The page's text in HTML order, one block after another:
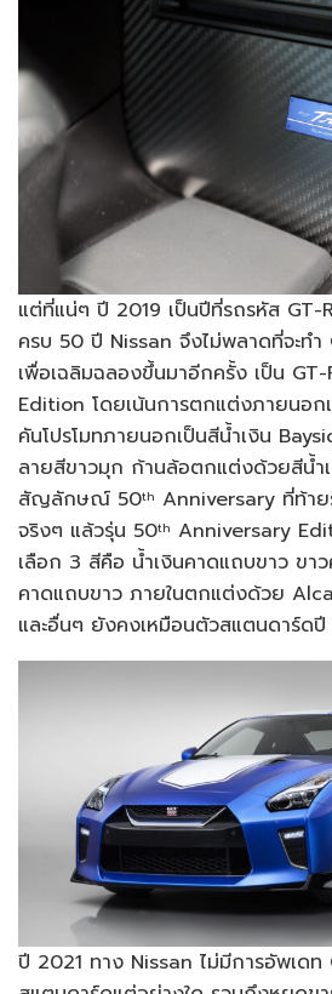
แต่ที่แน่ๆ ปี 2019 เป็นปีที่รถรหัส GT-
ครบ 50 ปี Nissan จึงไม่พลาดที่จะทำ
เพื่อเฉลิมฉลองขึ้นมาอีกครั้ง เป็น
Edition โดยเน้นการตกแต่งภายนอก
คันโปรโมทภายนอกเป็นสีน้ำเงิน
ลายสีขาวมุก ก้านล้อตกแต่งด้วยสีน้ำ
สัญลักษณ์ 50th Anniversary ที่ท้า
จริงๆ แล้วรุ่น 50th Anniversary
เลือก 3 สีคือ น้ำเงินคาดแถบขาว ขา
คาดแถบขาว ภายในตกแต่งด้วย
และอื่นๆ ยังคงเหมือนตัวสแตนดาร์ดปี
ปี 2021 ทาง Nissan ไม่มีการอัพเดท